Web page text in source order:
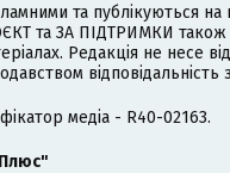
та публікуються на
та ЗА ПІДТРИМКИ
Редакція не несе
медіа - R40-02163.